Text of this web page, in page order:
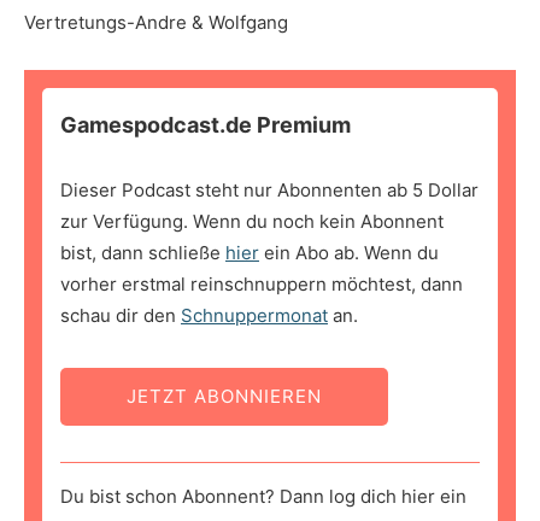
Vertretungs-Andre & Wolfgang
Gamespodcast.de Premium
Dieser Podcast steht nur Abonnenten ab 5 Dollar
zur Verfügung. Wenn du noch kein Abonnent
bist, dann schließe hier ein Abo ab. Wenn du
vorher erstmal reinschnuppern möchtest, dann
schau dir den Schnuppermonat an.
JETZT ABONNIEREN
Du bist schon Abonnent? Dann log dich hier ein